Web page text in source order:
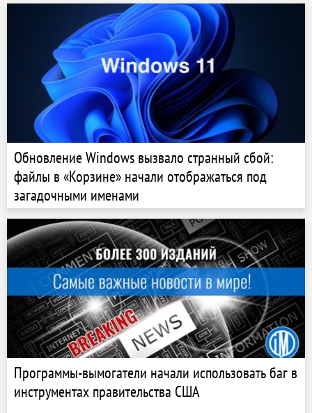
Обновление Windows вызвало странный сбой:
файлы в «Корзине» начали отображаться под
загадочными именами
Программы-вымогатели начали использовать баг в
инструментах правительства США